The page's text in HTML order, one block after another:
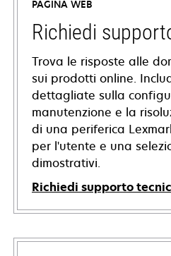
PAGINA WEB
Richiedi
Trova le risposte alle
sui prodotti online.
dettagliate sulla
manutenzione e la
di una periferica
per l'utente e una
dimostrativi.
Richiedi supporto
si
apre